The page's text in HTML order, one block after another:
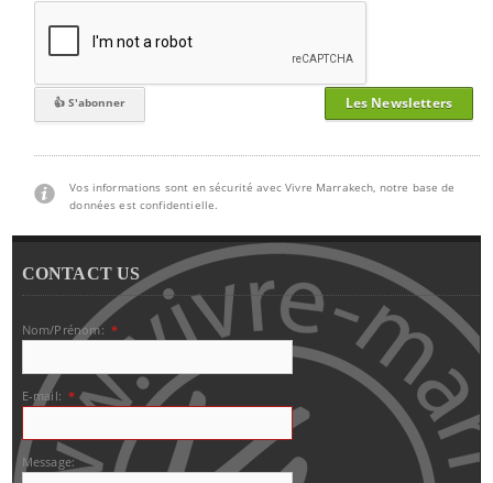
Les Newsletters
Vos informations sont en sécurité avec Vivre Marrakech, notre base de
données est confidentielle.
CONTACT US
Nom/Prénom: *
E-mail: *
Message: